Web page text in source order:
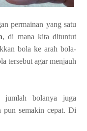
permainan yang satu
, di mana kita dituntut
bola ke arah bola-
tersebut agar menjauh
jumlah bolanya juga
pun semakin cepat. Di